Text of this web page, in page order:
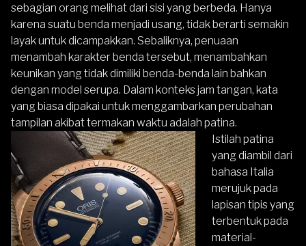
sebagian orang melihat dari sisi yang berbeda. Hanya
karena suatu benda menjadi usang, tidak berarti semakin
layak untuk dicampakkan. Sebaliknya, penuaan
menambah karakter benda tersebut, menambahkan
keunikan yang tidak dimiliki benda-benda lain bahkan
dengan model serupa. Dalam konteks jam tangan, kata
yang biasa dipakai untuk menggambarkan perubahan
tampilan akibat termakan waktu adalah patina.
Istilah patina
yang diambil dari
bahasa Italia
merujuk pada
lapisan tipis yang
terbentuk pada
material-